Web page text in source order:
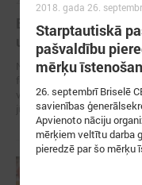
Baltijas jūras
uzticēšanos,
No 11. līdz 13. maijam
forums, kas pulcēja
veidotājus, pētniekus un
jūras reģiona.
2018. gada 26.
Starptautiskā
pašvaldību
mērķu
26. septembrī Briselē
savienības
Apvienoto nāciju
mērķiem veltītu darba
pieredzē par šo mērķu